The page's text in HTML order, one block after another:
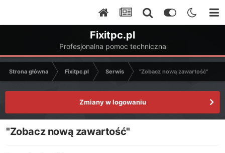
Fixitpc.pl
Profesjonalna pomoc techniczna
Strona główna Fixitpc.pl Serwis "Zobacz nową zawartość"
Zmiany w logowaniu
"Zobacz nową zawartość"